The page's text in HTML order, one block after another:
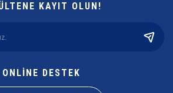
KAYIT OLUN!
ONLİNE DESTEK